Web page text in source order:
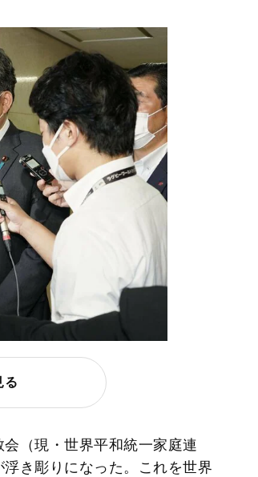
e
る
（現・世界平和統一家庭連
き彫りになった。これを世界